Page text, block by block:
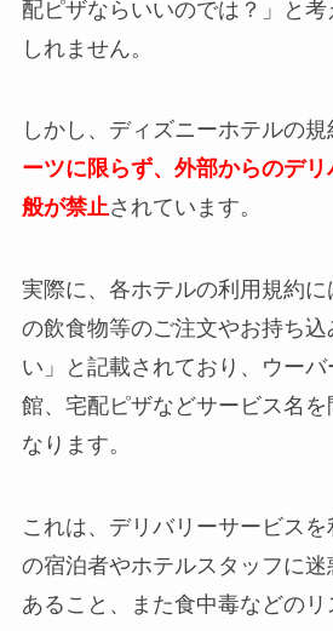
配ピザならいいのでは？」と考
しれません。
しかし、ディズニーホテルの規
ーツに限らず、外部からのデ
般が禁止されています。
実際に、各ホテルの利用規約に
の飲食物等のご注文やお持ち込
い」と記載されており、ウー
館、宅配ピザなどサービス名を
なります。
これは、デリバリーサービス
の宿泊者やホテルスタッフに
あること、また食中毒などの